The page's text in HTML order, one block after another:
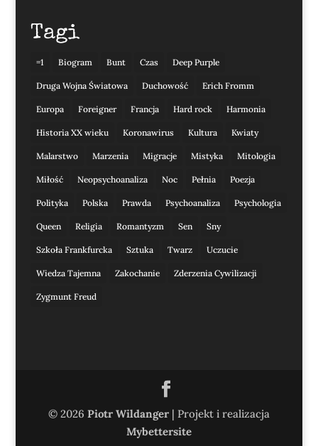
Tagi
=1 Biogram Bunt Czas Deep Purple
Druga Wojna Światowa Duchowość Erich Fromm
Europa Foreigner Francja Hard rock Harmonia
Historia XX wieku Koronawirus Kultura Kwiaty
Malarstwo Marzenia Migracje Mistyka Mitologia
Miłość Neopsychoanaliza Noc Pełnia Poezja
Polityka Polska Prawda Psychoanaliza Psychologia
Queen Religia Romantyzm Sen Sny
Szkoła Frankfurcka Sztuka Twarz Uczucie
Wiedza Tajemna Zakochanie Zderzenia Cywilizacji
Zygmunt Freud
© 2026 Piotr Wildanger| Projekt i realizacja
Mybettersite